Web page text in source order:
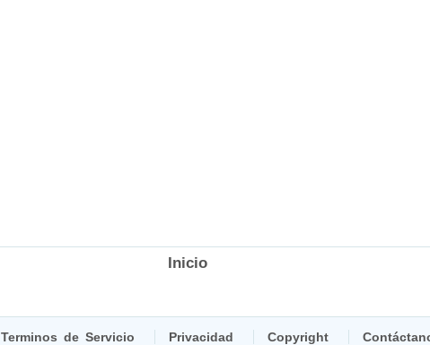
Inicio
Terminos de Servicio Privacidad Copyright